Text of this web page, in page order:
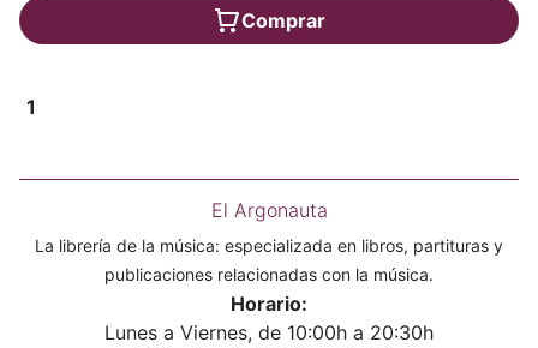
Comprar
1
El Argonauta
La librería de la música: especializada en libros, partituras y
publicaciones relacionadas con la música.
Horario:
Lunes a Viernes, de 10:00h a 20:30h